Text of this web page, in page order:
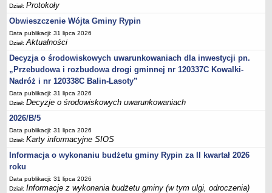
Prawo miejscowe
Zarządzenia
Studium uwarunkowań i kierunków zagospodarowania
przestrzennego
Dane przestrzenne - MPZP
Stałe obwody głosowania, numery, granice oraz siedziby
obwodowych komisji wyborczych, opis granic okręgów wyborczych
Plan ogólny gminy Rypin
Budżet
Zmiany budżetu
Wieloletnia Prognoza Finansowa
Majątek gminy
Dział:Protokoły
Obwieszczenie Wójta Gminy Rypin
Data publikacji: 31 lipca 2026
Dział:Aktualności
Decyzja o środowiskowych uwarunkowaniach dla inwestycji pn.
„Przebudowa i rozbudowa drogi gminnej nr 120337C Kowalki-
Nadróż i nr 120338C Balin-Lasoty”
Data publikacji: 31 lipca 2026
Dział:Decyzje o środowiskowych uwarunkowaniach
2026/B/5
Data publikacji: 31 lipca 2026
Dział:Karty informacyjne SIOS
Informacja o wykonaniu budżetu gminy Rypin za II kwartał 2026
roku
Data publikacji: 31 lipca 2026
Dział:Informacje z wykonania budżetu gminy (w tym ulgi, odroczenia)